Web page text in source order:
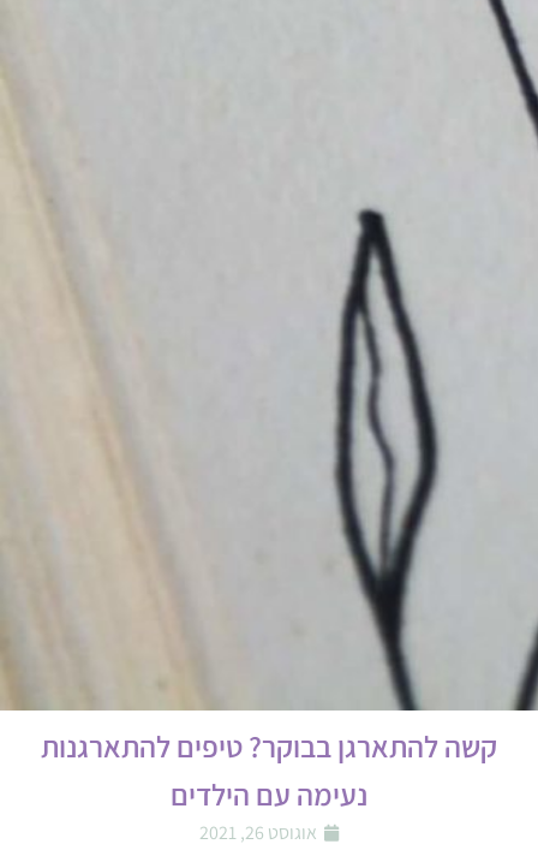
קשה להתארגן בבוקר? טיפים להתארגנות
נעימה עם הילדים
אוגוסט 26, 2021